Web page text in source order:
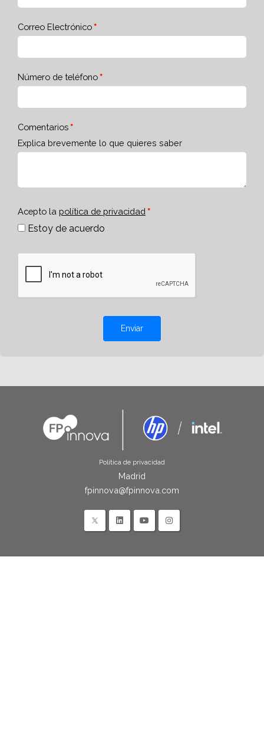
Correo Electrónico
Número de teléfono
Comentarios
Explica brevemente lo que quieres saber
Acepto la política de privacidad
Estoy de acuerdo
Enviar
Política de privacidad
Madrid
fpinnova@fpinnova.com